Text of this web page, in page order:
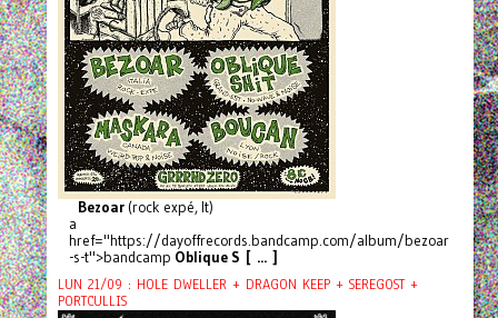
Bezoar(rock expé, It)
a
href="https://dayoffrecords.bandcamp.com/album/bezoar
-s-t">bandcamp Oblique S [ ... ]
LUN 21/09 : HOLE DWELLER + DRAGON KEEP + SEREGOST +
PORTCULLIS